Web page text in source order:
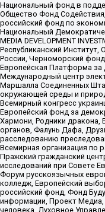
Национальный фонд в
Общество Фонд
российский фонд по
Национальный
MEDIA DEVELOPMENT
Республиканский
России, Черноморский фонд
Европейская Платформа
Международный центр
Маршалла Соединенных
окружающей среды и
Всемирный конгресс
Европейский фонд за
Хармони, Родники дракона,
органов, Фалунь Дафа,
расследованию
Всемирная организация по
Пражский гражданский
исследований при Совете
Форум русскоязычных
колледж, Европейский
российский фонд, Фонд
информации, Проект
человека, Духовное